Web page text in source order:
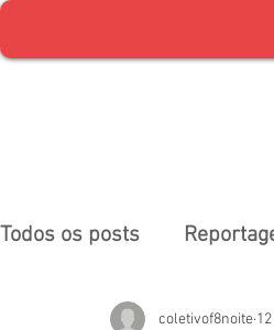
Todos os posts
coletivof8noite